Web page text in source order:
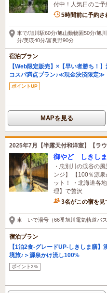
付中！人気日のご予
3名がこの宿を見
5時間前に予約さ
車で/旭川駅60分/旭山動物園50分/旭
分/美瑛40分/富良野90分
宿泊プラン
【Web限定販売】×【早い者勝ち！
コスパ満点プラン♪≪現金決済限定≫
ポイントUP
MAPを見る
2025年7月【半露天付和洋室】【ラウ
御やど しきし
・忠別川の渓谷の
ンジ】 【100％源
ット！ ・北海道各
理】で贅沢
3名がこの宿を見
車 いで湯号（66番旭川電気軌道バ
宿泊プラン
【1泊2食-グレードUP‐しきしま膳
境旅♪＞源泉かけ流し100%
ポイント2%